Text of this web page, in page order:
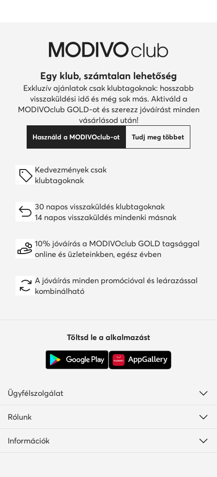
Egy klub, számtalan lehetőség
Exkluzív ajánlatok csak klubtagoknak: hosszabb
visszaküldési idő és még sok más. Aktiváld a
MODIVOclub GOLD-ot és szerezz jóváírást minden
vásárlásod után!
Használd a MODIVOclub-ot Tudj meg többet
Kedvezmények csak
klubtagoknak
30 napos visszaküldés klubtagoknak
14 napos visszaküldés mindenki másnak
10% jóváírás a MODIVOclub GOLD tagsággal
online és üzleteinkben, egész évben
A jóváírás minden promócióval és leárazással
kombinálható
Töltsd le a alkalmazást
Ügyfélszolgálat
Rólunk
Információk